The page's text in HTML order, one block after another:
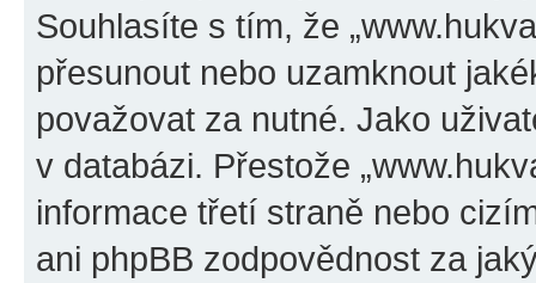
Souhlasíte s tím, že
přesunout nebo uzamknout
považovat za nutné. Jako
v databázi. Přestože
informace třetí straně nebo
ani phpBB zodpovědnost za